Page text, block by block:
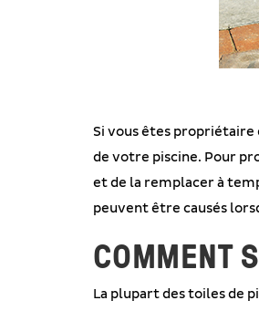
Si vous êtes propriétaire
de votre piscine. Pour
et de la remplacer à
peuvent être causés
COMMENT
La plupart des toiles de